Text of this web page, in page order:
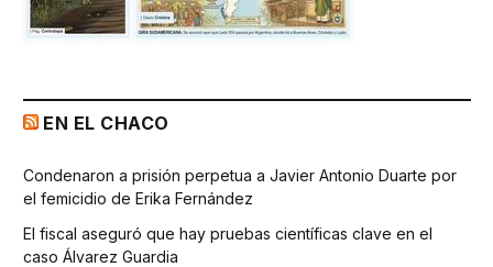
EN EL CHACO
Condenaron a prisión perpetua a Javier Antonio Duarte por
el femicidio de Erika Fernández
El fiscal aseguró que hay pruebas científicas clave en el
caso Álvarez Guardia